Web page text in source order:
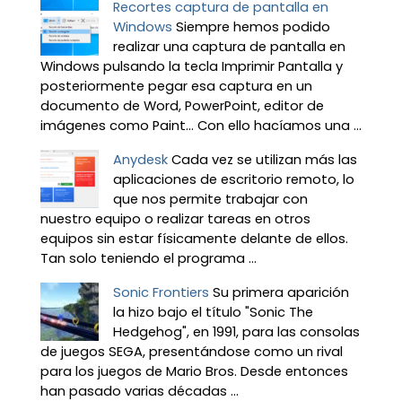
Recortes captura de pantalla en
Windows Siempre hemos podido
realizar una captura de pantalla en
Windows pulsando la tecla Imprimir Pantalla y
posteriormente pegar esa captura en un
documento de Word, PowerPoint, editor de
imágenes como Paint… Con ello hacíamos una ...
Anydesk Cada vez se utilizan más las
aplicaciones de escritorio remoto, lo
que nos permite trabajar con
nuestro equipo o realizar tareas en otros
equipos sin estar físicamente delante de ellos.
Tan solo teniendo el programa ...
Sonic Frontiers Su primera aparición
la hizo bajo el título "Sonic The
Hedgehog", en 1991, para las consolas
de juegos SEGA, presentándose como un rival
para los juegos de Mario Bros. Desde entonces
han pasado varias décadas ...